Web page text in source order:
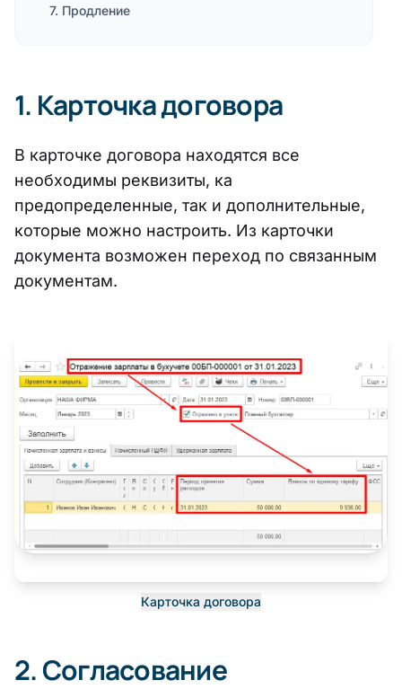
7. Продление
1. Карточка договора
В карточке договора находятся все
необходимы реквизиты, ка
предопределенные, так и дополнительные,
которые можно настроить. Из карточки
документа возможен переход по связанным
документам.
Карточка договора
2. Согласование